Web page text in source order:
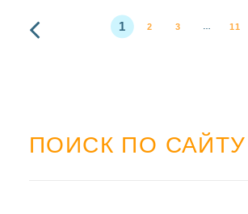
1 2 3 … 11
ПОИСК ПО САЙТУ